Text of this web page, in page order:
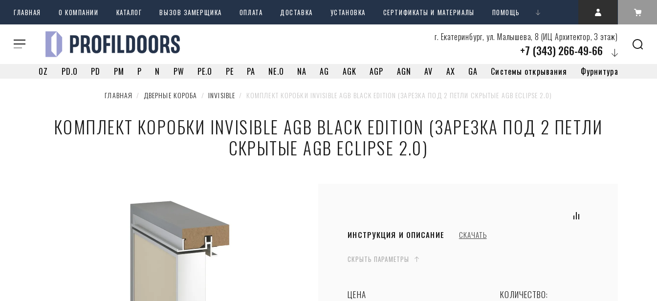
ГЛАВНАЯ О КОМПАНИИ КАТАЛОГ ВЫЗОВ ЗАМЕРЩИКА ОПЛАТА ДОСТАВКА УСТАНОВКА СЕРТИФИКАТЫ И МАТЕРИАЛЫ ПОМОЩЬ
г. Екатеринбург, ул. Малышева, 8 (ИЦ Архитектор, 3 этаж)
+7 (343) 266-49-66
0Z PD.O PD PM P N PW PE.O PE PA NE.O NA AG AGK AGP AGN AV AX GA Системы открывания Фурнитура
ГЛАВНАЯ
  /
ДВЕРНЫЕ КОРОБА
  /
INVISIBLE
  /  КОМПЛЕКТ КОРОБКИ INVISIBLE AGB BLACK EDITION (ЗАРЕЗКА ПОД 2 ПЕТЛИ СКРЫТЫЕ AGB ECLIPSE 2.0)
КОМПЛЕКТ КОРОБКИ INVISIBLE AGB BLACK EDITION (ЗАРЕЗКА ПОД 2 ПЕТЛИ
СКРЫТЫЕ AGB ECLIPSE 2.0)
ИНСТРУКЦИЯ И ОПИСАНИЕ СКАЧАТЬ
СКРЫТЬ ПАРАМЕТРЫ
ЦЕНА КОЛИЧЕСТВО: